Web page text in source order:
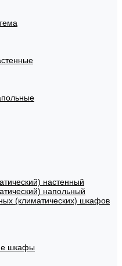
настенный
напольный
(климатических) шкафов
шкафы